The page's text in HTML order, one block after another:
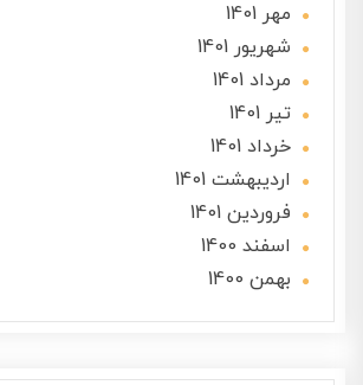
مهر 1401
شهریور 1401
مرداد 1401
تير 1401
خرداد 1401
ارديبهشت 1401
فروردین 1401
اسفند 1400
بهمن 1400